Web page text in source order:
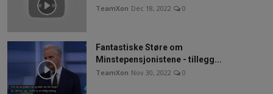
TeamXon Dec 18, 2022 0
Fantastiske Støre om
Minstepensjonistene - tillegg...
TeamXon Nov 30, 2022 0